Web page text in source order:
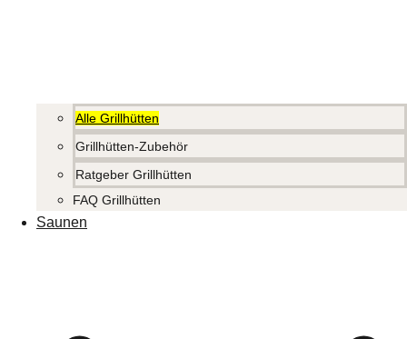
Alle Grillhütten
Grillhütten-Zubehör
Ratgeber Grillhütten
FAQ Grillhütten
Saunen